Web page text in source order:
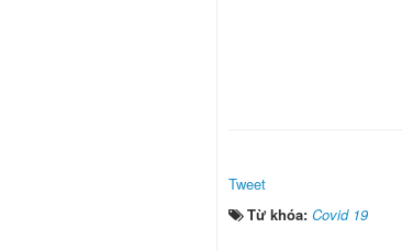
Tweet
Từ khóa: Covid 19